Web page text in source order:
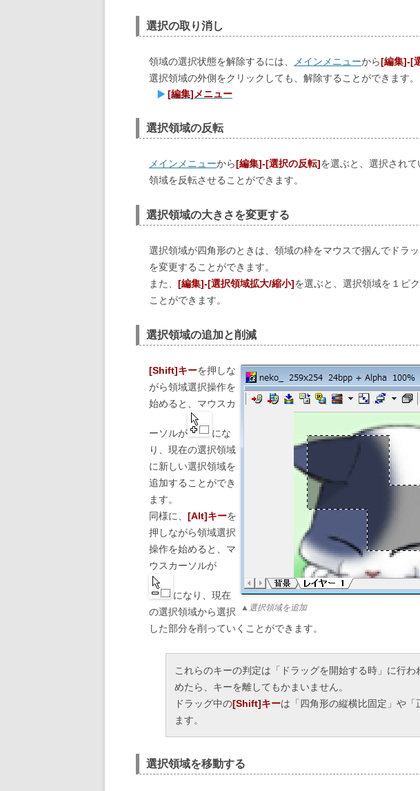
選択の取り消し
領域の選択状態を解除するには、 メインメニューから[編集]-[
選択領域の外側をクリックしても、解除することができます。
[編集]メニュー
選択領域の反転
メインメニューから[編集]-[選択の反転]を選ぶと、選択され
領域を反転させることができます。
選択領域の大きさを変更する
選択領域が四角形のときは、領域の枠をマウスで掴んでドラ
を変更することができます。
また、 [編集]-[選択領域拡大/縮小]を選ぶと、選択領域を１ピ
ことができます。
選択領域の追加と削減
▲選択領域を追加
[Shift]キーを押しな
がら領域選択操作を
始めると、マウスカ
ーソルが
にな
り、現在の選択領域
に新しい選択領域を
追加することができ
ます。
同様に、 [Alt]キーを
押しながら領域選択
操作を始めると、マ
ウスカーソルが
になり、現在
の選択領域から選択
した部分を削っていくことができます。
これらのキーの判定は「ドラッグを開始する時」に行
めたら、キーを離してもかまいません。
ドラッグ中の[Shift]キーは「四角形の縦横比固定」や「
ます。
選択領域を移動する